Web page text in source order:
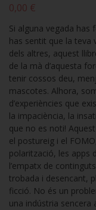
0,00 €
Si alguna vegada has
has sentit que la teva
dels altres, aquest
de la mà d’aquesta
tenir cossos deu,
mascotes. Alhora,
d’experiències que
la impaciència, la
que no es noti!
el postureig i el
polarització, les apps
l’empatx de
trobada i desencant,
ficció. No és un
una indústria sencera